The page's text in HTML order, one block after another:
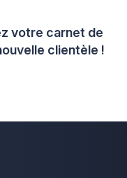
votre carnet de
clientèle !